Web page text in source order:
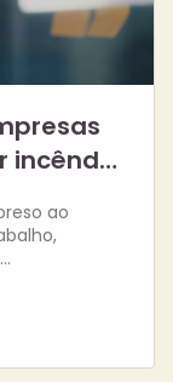
incênd…
ao